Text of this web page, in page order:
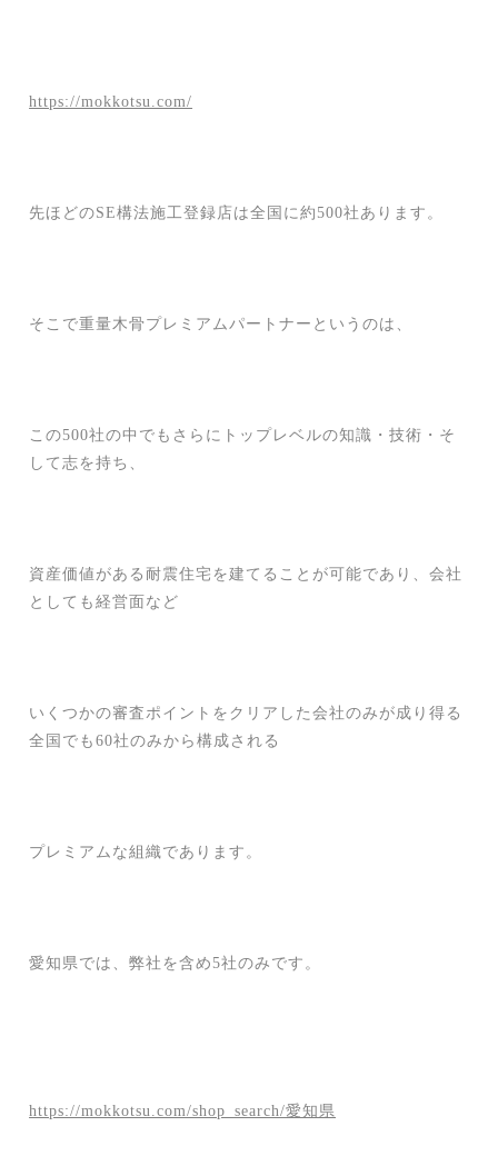
https://mokkotsu.com/
先ほどのSE構法施工登録店は全国に約500社あります。
そこで重量木骨プレミアムパートナーというのは、
この500社の中でもさらにトップレベルの知識・技術・そ
して志を持ち、
資産価値がある耐震住宅を建てることが可能であり、会社
としても経営面など
いくつかの審査ポイントをクリアした会社のみが成り得る
全国でも60社のみから構成される
プレミアムな組織であります。
愛知県では、弊社を含め5社のみです。
https://mokkotsu.com/shop_search/愛知県